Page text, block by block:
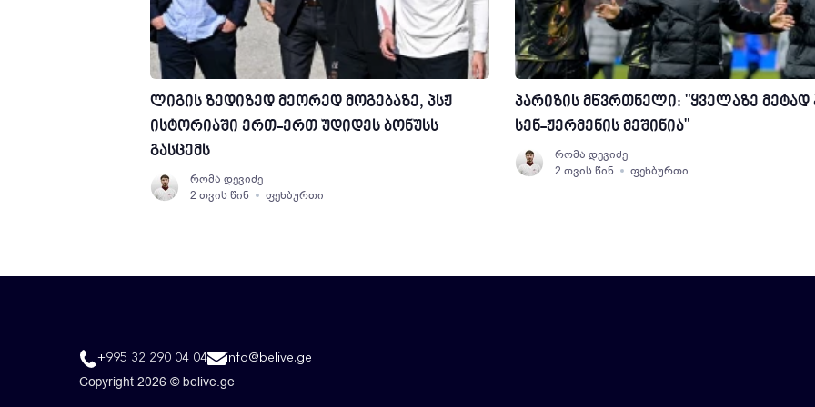
ლიგის ზედიზედ მეორედ მოგებაზე, პსჟ
ისტორიაში ერთ-ერთ უდიდეს ბონუსს
გასცემს
რომა დევიძე
2 თვის წინ
ფეხბურთი
პარიზის მწვრთნელი: "ყველაზე მეტად
სენ-ჟერმენის მეშინია"
რომა დევიძე
2 თვის წინ
ფეხბურთი
+995 32 290 04 04 info@belive.ge
Copyright 2026 © belive.ge